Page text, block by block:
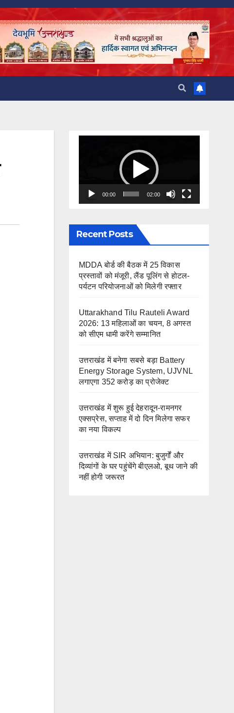
00:00 02:00
Recent Posts
MDDA बोर्ड की बैठक में 25 विकास
प्रस्तावों को मंजूरी, लैंड पूलिंग से होटल-
पर्यटन परियोजनाओं को मिलेगी रफ्तार
Uttarakhand Tilu Rauteli Award
2026: 13 महिलाओं का चयन, 8 अगस्त
को सीएम धामी करेंगे सम्मानित
उत्तराखंड में बनेगा सबसे बड़ा Battery
Energy Storage System, UJVNL
लगाएगा 352 करोड़ का प्रोजेक्ट
उत्तराखंड में शुरू हुई देहरादून-रामनगर
एक्सप्रेस, सप्ताह में दो दिन मिलेगा सफर
का नया विकल्प
उत्तराखंड में SIR अभियान: बुजुर्गों और
दिव्यांगों के घर पहुंचेंगे बीएलओ, बूथ जाने की
नहीं होगी जरूरत